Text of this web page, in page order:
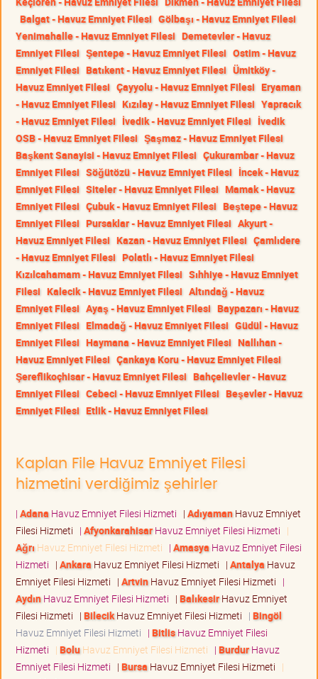
Balgat - Havuz Emniyet Filesi Gölbaşı - Havuz Emniyet Filesi
Yenimahalle - Havuz Emniyet Filesi Demetevler - Havuz
Emniyet Filesi Şentepe - Havuz Emniyet Filesi Ostim - Havuz
Emniyet Filesi Batıkent - Havuz Emniyet Filesi Ümitköy -
Havuz Emniyet Filesi Çayyolu - Havuz Emniyet Filesi Eryaman
- Havuz Emniyet Filesi Kızılay - Havuz Emniyet Filesi Yapracık
- Havuz Emniyet Filesi İvedik - Havuz Emniyet Filesi İvedik
OSB - Havuz Emniyet Filesi Şaşmaz - Havuz Emniyet Filesi
Başkent Sanayisi - Havuz Emniyet Filesi Çukurambar - Havuz
Emniyet Filesi Söğütözü - Havuz Emniyet Filesi İncek - Havuz
Emniyet Filesi Siteler - Havuz Emniyet Filesi Mamak - Havuz
Emniyet Filesi Çubuk - Havuz Emniyet Filesi Beştepe - Havuz
Emniyet Filesi Pursaklar - Havuz Emniyet Filesi Akyurt -
Havuz Emniyet Filesi Kazan - Havuz Emniyet Filesi Çamlıdere
- Havuz Emniyet Filesi Polatlı - Havuz Emniyet Filesi
Kızılcahamam - Havuz Emniyet Filesi Sıhhiye - Havuz Emniyet
Filesi Kalecik - Havuz Emniyet Filesi Altındağ - Havuz
Emniyet Filesi Ayaş - Havuz Emniyet Filesi Baypazarı - Havuz
Emniyet Filesi Elmadağ - Havuz Emniyet Filesi Güdül - Havuz
Emniyet Filesi Haymana - Havuz Emniyet Filesi Nallıhan -
Havuz Emniyet Filesi Çankaya Koru - Havuz Emniyet Filesi
Şereflikoçhisar - Havuz Emniyet Filesi Bahçelievler - Havuz
Emniyet Filesi Cebeci - Havuz Emniyet Filesi Beşevler - Havuz
Emniyet Filesi Etlik - Havuz Emniyet Filesi
Kaplan File Havuz Emniyet Filesi
hizmetini verdiğimiz şehirler
| Adana Havuz Emniyet Filesi Hizmeti | AdıyamanHavuz Emniyet
Filesi Hizmeti | AfyonkarahisarHavuz Emniyet Filesi Hizmeti |
Ağrı Havuz Emniyet Filesi Hizmeti | Amasya Havuz Emniyet Filesi
Hizmeti | Ankara Havuz Emniyet Filesi Hizmeti | Antalya Havuz
Emniyet Filesi Hizmeti | ArtvinHavuz Emniyet Filesi Hizmeti |
AydınHavuz Emniyet Filesi Hizmeti | BalıkesirHavuz Emniyet
Filesi Hizmeti | BilecikHavuz Emniyet Filesi Hizmeti | Bingöl
Havuz Emniyet Filesi Hizmeti | BitlisHavuz Emniyet Filesi
Hizmeti | BoluHavuz Emniyet Filesi Hizmeti | BurdurHavuz
Emniyet Filesi Hizmeti | Bursa Havuz Emniyet Filesi Hizmeti |